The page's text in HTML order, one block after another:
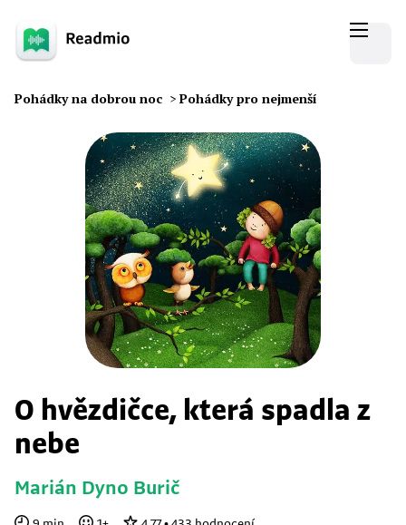
Pohádky na dobrou noc > Pohádky pro nejmenší
O hvězdičce, která spadla z
nebe
Marián Dyno Burič